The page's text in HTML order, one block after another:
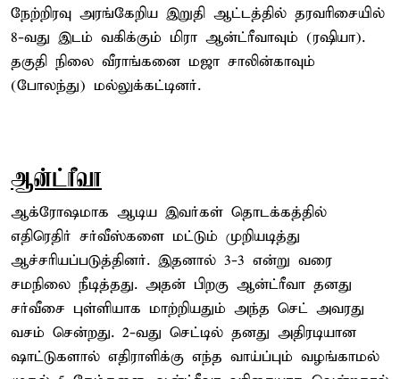
நேற்றிரவு அரங்கேறிய இறுதி ஆட்டத்தில் தரவரிசையில்
8-வது இடம் வகிக்கும் மிரா ஆன்ட்ரீவாவும் (ரஷியா).
தகுதி நிலை வீராங்கனை மஜா சாலின்காவும்
(போலந்து) மல்லுக்கட்டினர்.
ஆன்ட்ரீவா
ஆக்ரோஷமாக ஆடிய இவர்கள் தொடக்கத்தில்
எதிரெதிர் சர்வீஸ்களை மட்டும் முறியடித்து
ஆச்சரியப்படுத்தினர். இதனால் 3-3 என்று வரை
சமநிலை நீடித்தது. அதன் பிறகு ஆன்ட்ரீவா தனது
சர்வீசை புள்ளியாக மாற்றியதும் அந்த செட் அவரது
வசம் சென்றது. 2-வது செட்டில் தனது அதிரடியான
ஷாட்டுகளால் எதிராளிக்கு எந்த வாய்ப்பும் வழங்காமல்